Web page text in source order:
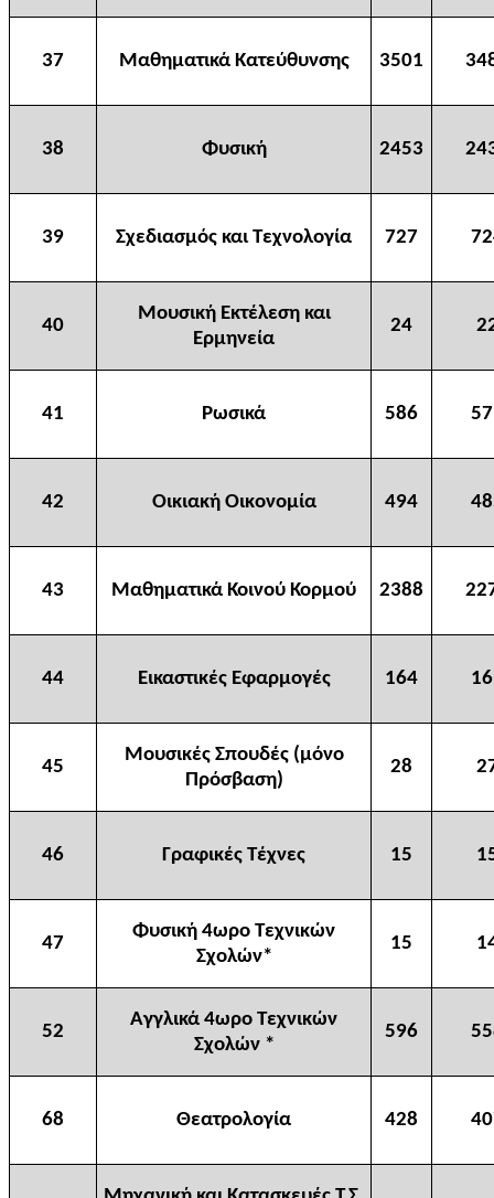
37 Μαθηματικά Κατεύθυνσης 3501
38 Φυσική 2453
39 Σχεδιασμός και Τεχνολογία 727
40
Μουσική Εκτέλεση και
Ερμηνεία
24
41 Ρωσικά 586
42 Οικιακή Οικονομία 494
43 Μαθηματικά Κοινού Κορμού 2388
44 Εικαστικές Εφαρμογές 164
45
Μουσικές Σπουδές (μόνο
Πρόσβαση)
28
46 Γραφικές Τέχνες 15
47
Φυσική 4ωρο Τεχνικών
Σχολών*
15
52
Αγγλικά 4ωρο Τεχνικών
Σχολών *
596
68 Θεατρολογία 428